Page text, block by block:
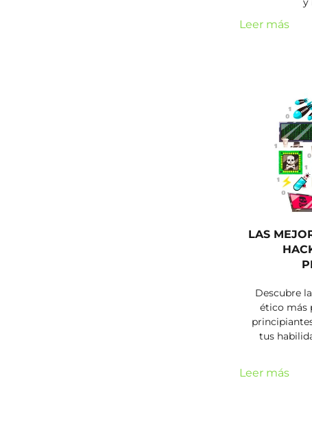
Leer más
LAS
Descubre
ético más
tus
Leer más